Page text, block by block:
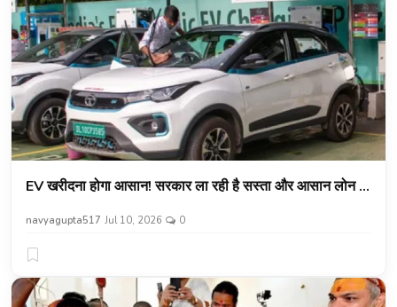
EV खरीदना होगा आसान! सरकार ला रही है सस्ता और आसान लोन ...
navyagupta517 Jul 10, 2026 0